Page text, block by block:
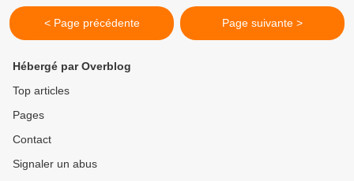
< Page précédente Page suivante >
Hébergé par Overblog
Top articles
Pages
Contact
Signaler un abus